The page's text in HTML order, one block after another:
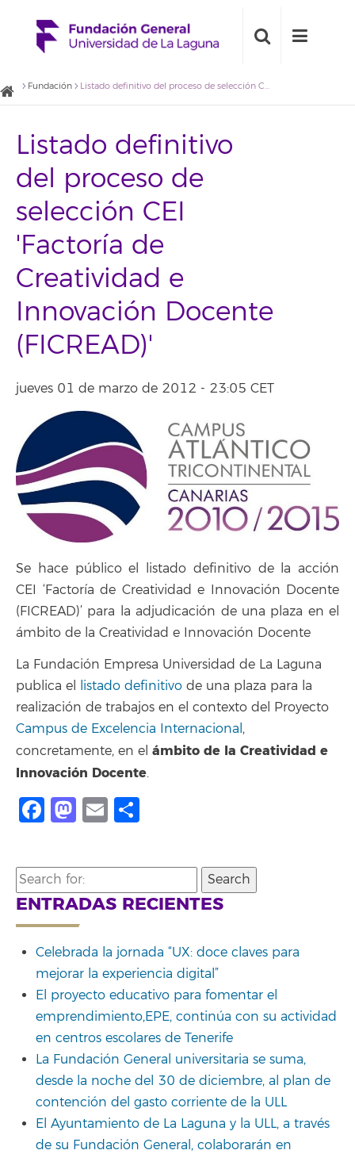
Fundación Listado definitivo del proceso de selección CEI 'Factoría de Creatividad e Innovación Docente (FICREAD)'
Listado definitivo
del proceso de
selección CEI
'Factoría de
Creatividad e
Innovación Docente
(FICREAD)'
jueves 01 de marzo de 2012 - 23:05 CET
Se hace público el listado definitivo de la acción
CEI ‘Factoría de Creatividad e Innovación Docente
(FICREAD)’ para la adjudicación de una plaza en el
ámbito de la Creatividad e Innovación Docente
La Fundación Empresa Universidad de La Laguna
publica el listado definitivo de una plaza para la
realización de trabajos en el contexto del Proyecto
Campus de Excelencia Internacional,
concretamente, en el ámbito de la Creatividad e
Innovación Docente.
Facebook
Mastodon
Email
Search
for:
ENTRADAS RECIENTES
Celebrada la jornada “UX: doce claves para
mejorar la experiencia digital”
El proyecto educativo para fomentar el
emprendimiento,EPE, continúa con su actividad
en centros escolares de Tenerife
La Fundación General universitaria se suma,
desde la noche del 30 de diciembre, al plan de
contención del gasto corriente de la ULL
El Ayuntamiento de La Laguna y la ULL, a través
de su Fundación General, colaborarán en